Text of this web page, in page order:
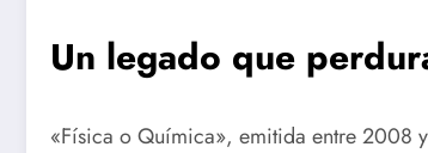
Un legado que
«Física o Química», emitida entre 2008